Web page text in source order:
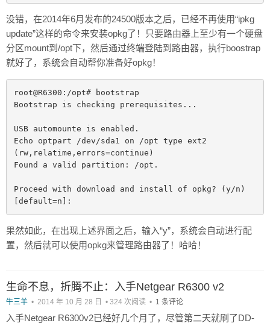
没错，在2014年6月发布的24500版本之后，已经不再使用“ipkg
update”这样的命令来安装opkg了！只要路由器上至少有一个硬盘
分区mount到/opt下，然后通过终端登陆到路由器，执行boostrap
就好了，系统会自动帮你准备好opkg！
root@R6300:/opt# bootstrap
Bootstrap is checking prerequisites...
USB automounte is enabled.
Echo optpart /dev/sda1 on /opt type ext2
(rw,relatime,errors=continue)
Found a valid partition: /opt.
Proceed with download and install of opkg? (y/n)
果然如此，在出现上述界面之后，输入“y”，系统会自动进行配
置，然后就可以使用opkg来管理路由器了！哈哈！
生命不息，折腾不止：入手Netgear R6300 v2
牛三羊 • 2014 年 10 月 28 日 • 324 次阅读 • 1 条评论
入手Netgear R6300v2已经好几个月了，尽管第二天就刷了DD-